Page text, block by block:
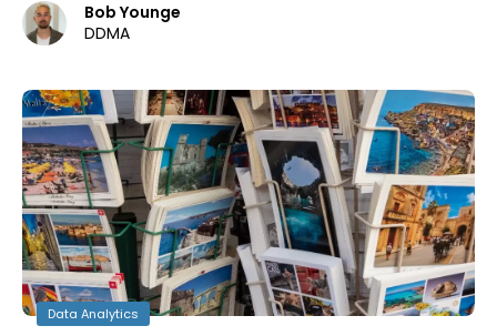
Bob Younge
DDMA
Data Analytics